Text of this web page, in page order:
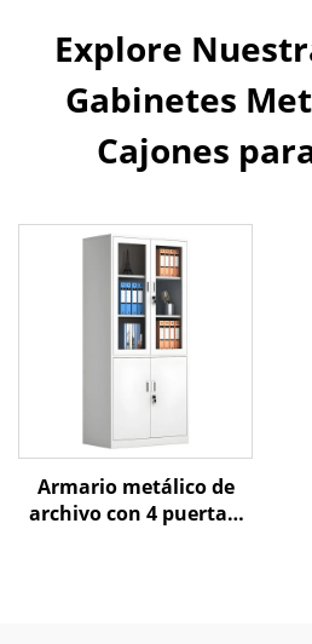
Explore
Gabinetes
Cajones
Armario metálico de
archivo con 4 puertas,